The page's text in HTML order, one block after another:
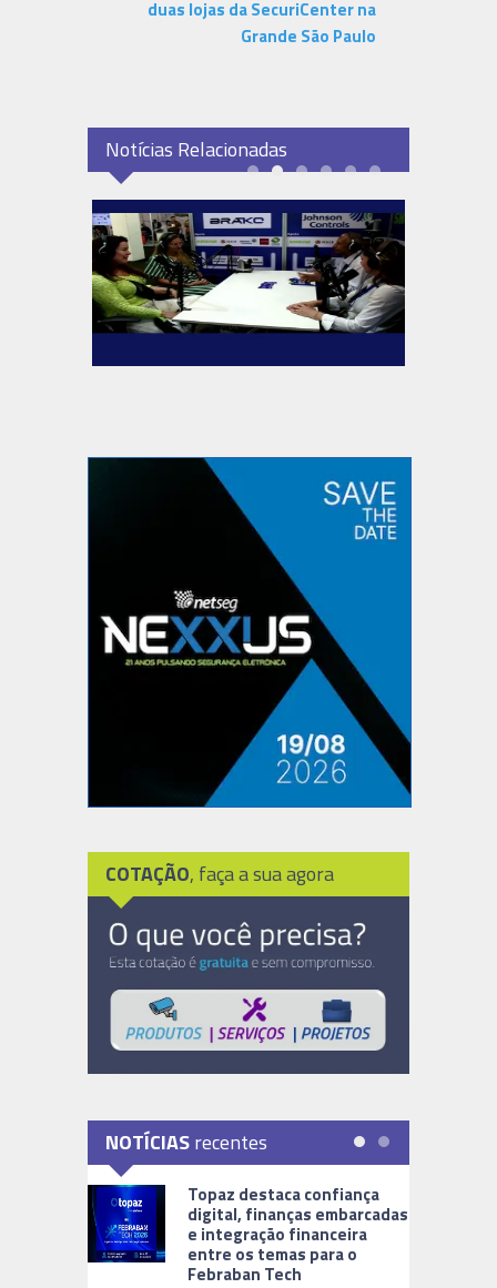
duas lojas da SecuriCenter na
Grande São Paulo
Notícias Relacionadas
COTAÇÃO, faça a sua agora
NOTÍCIASrecentes
Topaz destaca confiança
digital, finanças embarcadas
e integração financeira
entre os temas para o
Febraban Tech